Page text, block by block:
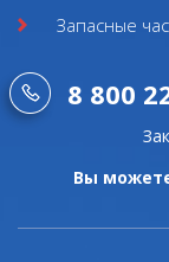
Запасные
8 800
Вы